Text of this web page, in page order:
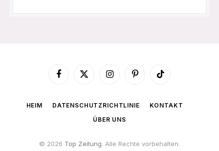
Facebook
X
InstagramPinterestTikTok
HEIM DATENSCHUTZRICHTLINIE
KONTAKT
ÜBER UNS
© 2026 Top Zeitung. Alle Rechte vorbehalten.